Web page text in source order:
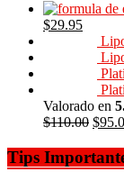
$29.95
Valorado en
$110.00 $
Tips